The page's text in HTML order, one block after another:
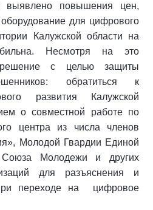
выявлено повышения цен,
для цифрового
Калужской области на
Несмотря на это
решение с целью защиты
обратиться к
развития Калужской
о совместной работе по
центра из числа членов
Молодой Гвардии Единой
Союза Молодежи и других
для разъяснения и
переходе на цифровое